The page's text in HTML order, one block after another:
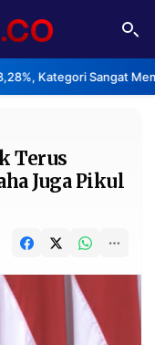
Memuaskan. •
Terus
Juga Pikul